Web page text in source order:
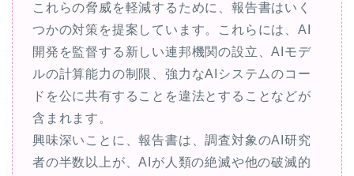
これらの脅威を軽減するために、報告書はいく
つかの対策を提案しています。これらには、AI
開発を監督する新しい連邦機関の設立、AIモデ
ルの計算能力の制限、強力なAIシステムのコー
ドを公に共有することを違法とすることなどが
含まれます。
興味深いことに、報告書は、調査対象のAI研究
者の半数以上が、AIが人類の絶滅や他の破滅的